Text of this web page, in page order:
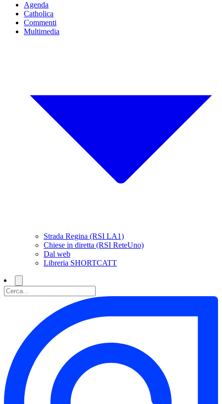
Agenda
Catholica
Commenti
Multimedia
Strada Regina (RSI LA1)
Chiese in diretta (RSI ReteUno)
Dal web
Libreria SHORTCATT